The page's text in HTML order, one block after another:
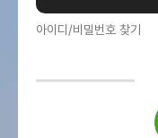
아이디/비밀번호 찾기